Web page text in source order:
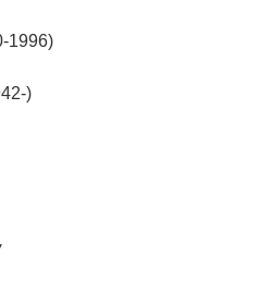
1996)
)